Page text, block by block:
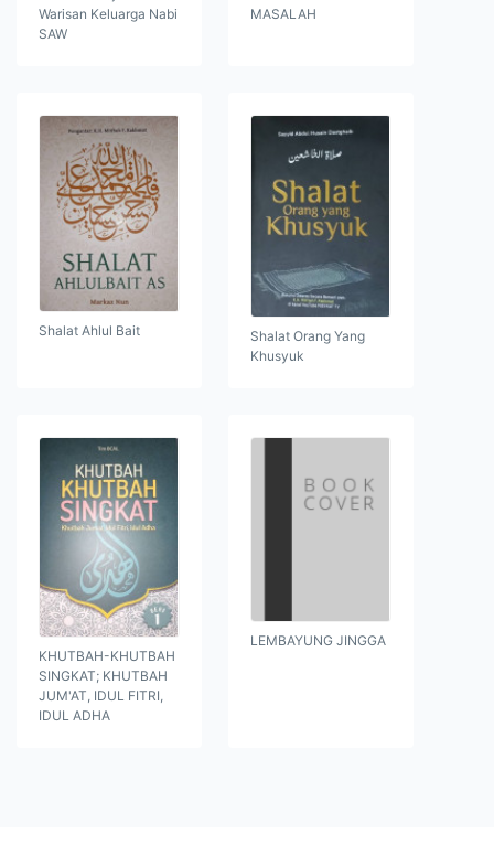
Warisan Keluarga Nabi
SAW
MASALAH
Shalat Ahlul Bait
Shalat Orang Yang
Khusyuk
KHUTBAH-KHUTBAH
SINGKAT; KHUTBAH
JUM'AT, IDUL FITRI,
IDUL ADHA
LEMBAYUNG JINGGA